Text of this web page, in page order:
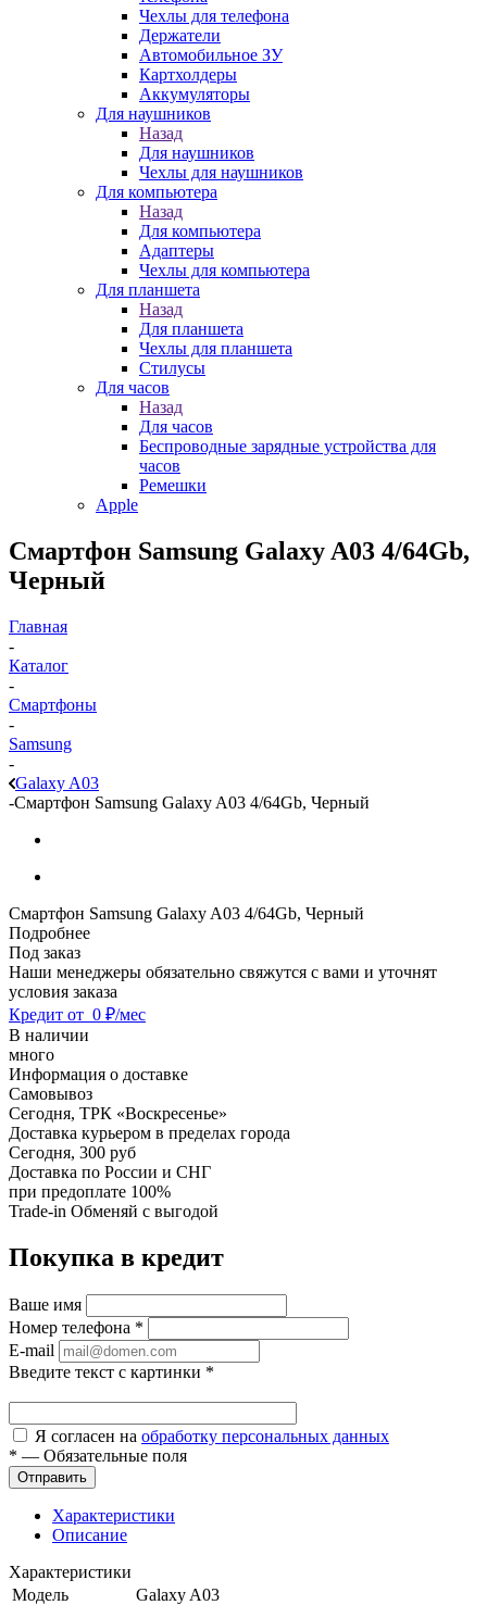
Чехлы для телефона
Держатели
Автомобильное ЗУ
Картхолдеры
Аккумуляторы
Для наушников
Назад
Для наушников
Чехлы для наушников
Для компьютера
Назад
Для компьютера
Адаптеры
Чехлы для компьютера
Для планшета
Назад
Для планшета
Чехлы для планшета
Стилусы
Для часов
Назад
Для часов
Беспроводные зарядные устройства для
часов
Ремешки
Apple
Смартфон Samsung Galaxy A03 4/64Gb,
Черный
Главная
-
Каталог
-
Смартфоны
-
Samsung
-
Galaxy A03
-Смартфон Samsung Galaxy A03 4/64Gb, Черный
Смартфон Samsung Galaxy A03 4/64Gb, Черный
Подробнее
Под заказ
Наши менеджеры обязательно свяжутся с вами и уточнят
условия заказа
Кредит от 0 ₽/мес
В наличии
много
Информация о доставке
Самовывоз
Сегодня, ТРК «Воскресенье»
Доставка курьером в пределах города
Сегодня, 300 руб
Доставка по России и СНГ
при предоплате 100%
Trade-in Обменяй с выгодой
Покупка в кредит
Ваше имя
Номер телефона *
E-mail
Введите текст с картинки *
Я согласен на обработку персональных данных
* — Обязательные поля
Характеристики
Описание
Характеристики
Модель
Galaxy A03